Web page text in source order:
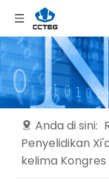
Anda di sini:
Penyelidikan
kelima